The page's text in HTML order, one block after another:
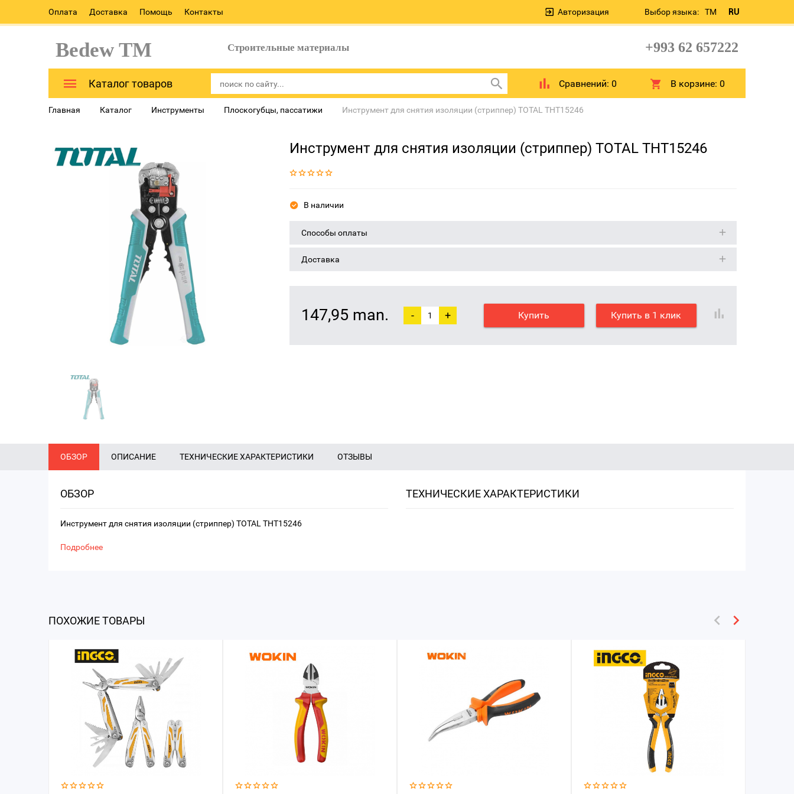
Оплата Доставка Помощь Контакты Выбор языка: TM RU
Авторизация
Bedew TM Строительные материалы +993 62 657222
Каталог товаров Сравнений: 0 В корзине:0
Главная Каталог Инструменты Плоскогубцы, пассатижи Инструмент для снятия изоляции (стриппер) TOTAL THT15246
Инструмент для снятия изоляции (стриппер) TOTAL THT15246
В наличии
Способы оплаты
Доставка
147,95 man. - + Купить Купить в 1 клик
ОБЗОР ОПИСАНИЕ ТЕХНИЧЕСКИЕ ХАРАКТЕРИСТИКИ ОТЗЫВЫ
ОБЗОР
Инструмент для снятия изоляции (стриппер) TOTAL THT15246
Подробнее
ТЕХНИЧЕСКИЕ ХАРАКТЕРИСТИКИ
ПОХОЖИЕ ТОВАРЫ